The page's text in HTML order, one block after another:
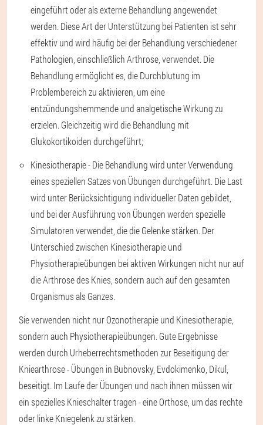
eingeführt oder als externe Behandlung angewendet
werden. Diese Art der Unterstützung bei Patienten ist sehr
effektiv und wird häufig bei der Behandlung verschiedener
Pathologien, einschließlich Arthrose, verwendet. Die
Behandlung ermöglicht es, die Durchblutung im
Problembereich zu aktivieren, um eine
entzündungshemmende und analgetische Wirkung zu
erzielen. Gleichzeitig wird die Behandlung mit
Glukokortikoiden durchgeführt;
Kinesiotherapie - Die Behandlung wird unter Verwendung
eines speziellen Satzes von Übungen durchgeführt. Die Last
wird unter Berücksichtigung individueller Daten gebildet,
und bei der Ausführung von Übungen werden spezielle
Simulatoren verwendet, die die Gelenke stärken. Der
Unterschied zwischen Kinesiotherapie und
Physiotherapieübungen bei aktiven Wirkungen nicht nur auf
die Arthrose des Knies, sondern auch auf den gesamten
Organismus als Ganzes.
Sie verwenden nicht nur Ozonotherapie und Kinesiotherapie,
sondern auch Physiotherapieübungen. Gute Ergebnisse
werden durch Urheberrechtsmethoden zur Beseitigung der
Kniearthrose - Übungen in Bubnovsky, Evdokimenko, Dikul,
beseitigt. Im Laufe der Übungen und nach ihnen müssen wir
ein spezielles Knieschalter tragen - eine Orthose, um das rechte
oder linke Kniegelenk zu stärken.